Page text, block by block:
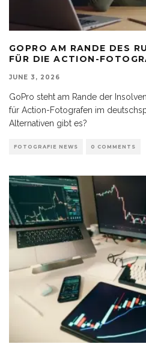
GOPRO AM RANDE DES
FÜR DIE ACTION-
JUNE 3, 2026
GoPro steht am Rande der
für Action-Fotografen im
Alternativen gibt es?
FOTOGRAFIE NEWS 0 COMMENTS